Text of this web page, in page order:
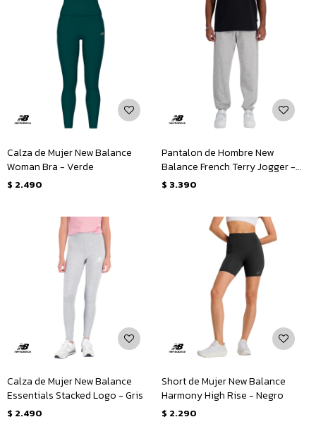
Calza de Mujer New Balance
Woman Bra - Verde
$ 2.490
Pantalon de Hombre New
Balance French Terry Jogger -
Gris
$ 3.390
Calza de Mujer New Balance
Essentials Stacked Logo - Gris
$ 2.490
Short de Mujer New Balance
Harmony High Rise - Negro
$ 2.290